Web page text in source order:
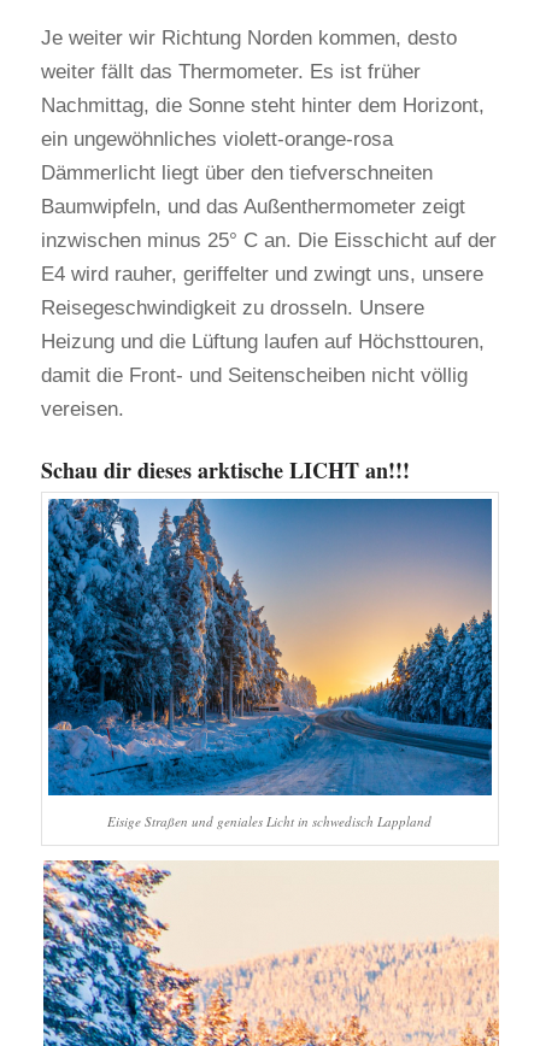
Je weiter wir Richtung Norden kommen, desto
weiter fällt das Thermometer. Es ist früher
Nachmittag, die Sonne steht hinter dem Horizont,
ein ungewöhnliches violett-orange-rosa
Dämmerlicht liegt über den tiefverschneiten
Baumwipfeln, und das Außenthermometer zeigt
inzwischen minus 25° C an. Die Eisschicht auf der
E4 wird rauher, geriffelter und zwingt uns, unsere
Reisegeschwindigkeit zu drosseln. Unsere
Heizung und die Lüftung laufen auf Höchsttouren,
damit die Front- und Seitenscheiben nicht völlig
vereisen.
Schau dir dieses arktische LICHT an!!!
Eisige Straßen und geniales Licht in schwedisch Lappland